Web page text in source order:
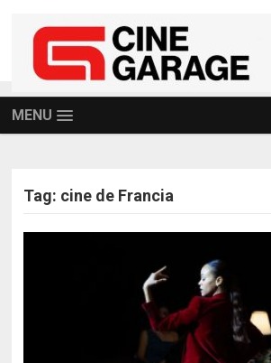
MENU
Tag: cine de Francia
POSTS NAVIGATION